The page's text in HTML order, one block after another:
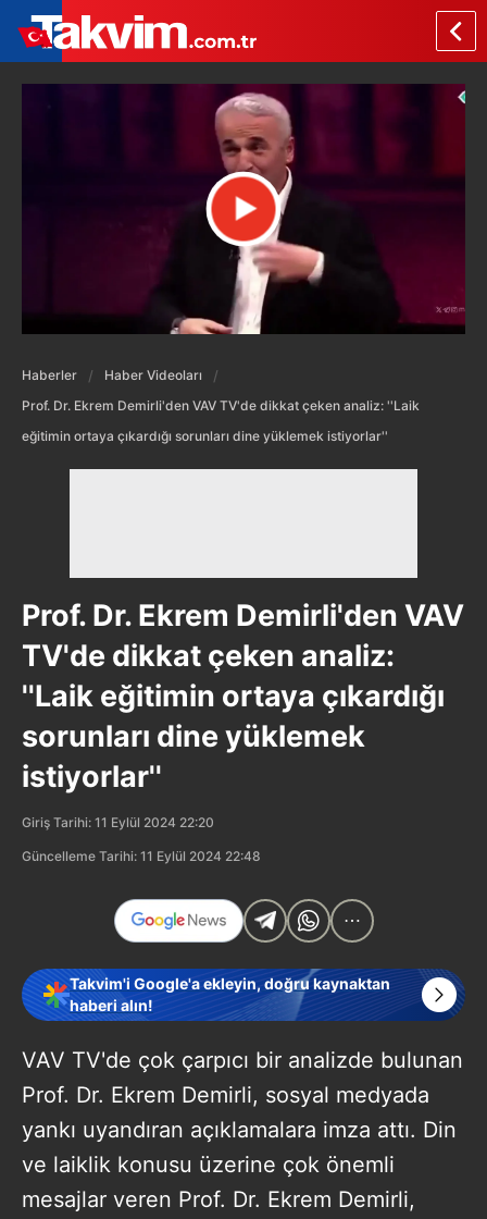
Haberler
Haber Videoları
Prof. Dr. Ekrem Demirli'den VAV TV'de dikkat çeken analiz: ''Laik
eğitimin ortaya çıkardığı sorunları dine yüklemek istiyorlar''
Prof. Dr. Ekrem Demirli'den VAV
TV'de dikkat çeken analiz:
''Laik eğitimin ortaya çıkardığı
sorunları dine yüklemek
istiyorlar''
Giriş Tarihi: 11 Eylül 2024 22:20
Güncelleme Tarihi: 11 Eylül 2024 22:48
Takvim'i Google'a ekleyin, doğru kaynaktan
haberi alın!
VAV TV'de çok çarpıcı bir analizde bulunan
Prof. Dr. Ekrem Demirli, sosyal medyada
yankı uyandıran açıklamalara imza attı. Din
ve laiklik konusu üzerine çok önemli
mesajlar veren Prof. Dr. Ekrem Demirli,